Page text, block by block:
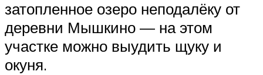
затопленное озеро неподалёку от
деревни Мышкино — на этом
участке можно выудить щуку и
окуня.